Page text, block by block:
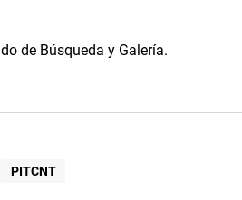
de Búsqueda y Galería.
PITCNT